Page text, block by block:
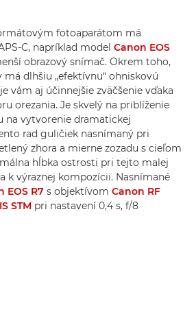
fotoaparátom má
C, napríklad model Canon EOS
obrazový snímač. Okrem toho,
má dlhšiu „efektívnu“ ohniskovú
vám aj účinnejšie zväčšenie vďaka
orezania. Je skvelý na priblíženie
na vytvorenie dramatickej
rad guličiek nasnímaný pri
zhora a mierne zozadu s cieľom
hĺbka ostrosti pri tejto malej
k výraznej kompozícii. Nasnímané
EOS R7 s objektívom Canon RF
STM pri nastavení 0,4 s, f/8